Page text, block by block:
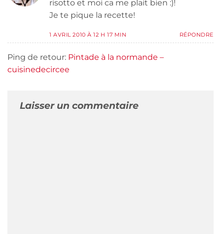
risotto et moi ca me plait bien :)!
Je te pique la recette!
1 AVRIL 2010 À 12 H 17 MIN RÉPONDRE
Ping de retour: Pintade à la normande –
cuisinedecircee
Laisser un commentaire